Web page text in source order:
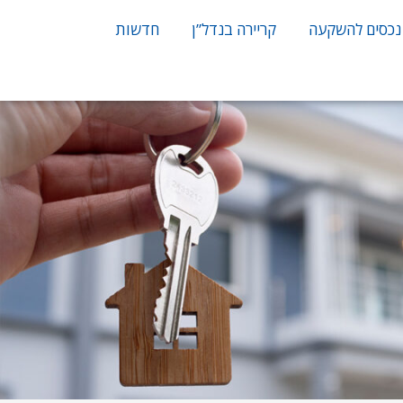
נכסים להשקעה קריירה בנדל”ן חדשות